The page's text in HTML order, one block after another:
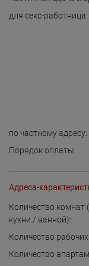
для cекс-работница:
по частному адресу:
Порядок оплаты:
Адреса-
Количество комнат
кухни / ванной):
Количество
Количество